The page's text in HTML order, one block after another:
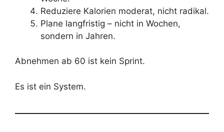
Reduziere Kalorien moderat, nicht radikal.
Plane langfristig – nicht in Wochen,
sondern in Jahren.
Abnehmen ab 60 ist kein Sprint.
Es ist ein System.